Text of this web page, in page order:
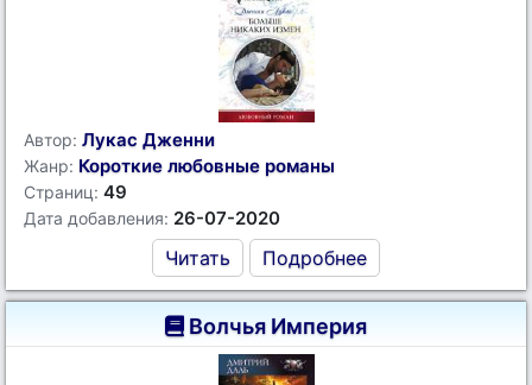
Автор: Лукас Дженни
Жанр: Короткие любовные романы
Страниц: 49
Дата добавления: 26-07-2020
Читать Подробнее
Волчья Империя